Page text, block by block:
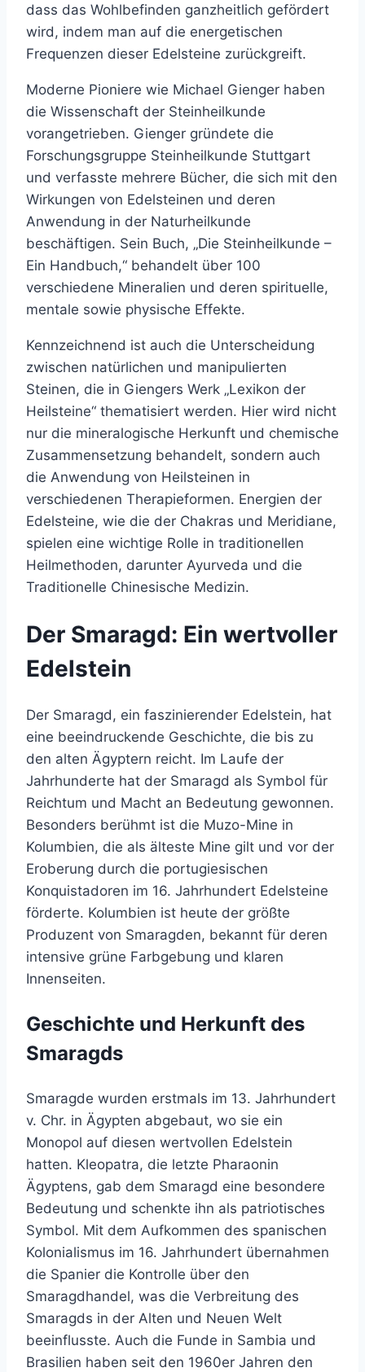
dass das Wohlbefinden ganzheitlich gefördert
wird, indem man auf die energetischen
Frequenzen dieser Edelsteine zurückgreift.
Moderne Pioniere wie Michael Gienger haben
die Wissenschaft der Steinheilkunde
vorangetrieben. Gienger gründete die
Forschungsgruppe Steinheilkunde Stuttgart
und verfasste mehrere Bücher, die sich mit den
Wirkungen von Edelsteinen und deren
Anwendung in der Naturheilkunde
beschäftigen. Sein Buch, „Die Steinheilkunde –
Ein Handbuch,“ behandelt über 100
verschiedene Mineralien und deren spirituelle,
mentale sowie physische Effekte.
Kennzeichnend ist auch die Unterscheidung
zwischen natürlichen und manipulierten
Steinen, die in Giengers Werk „Lexikon der
Heilsteine“ thematisiert werden. Hier wird nicht
nur die mineralogische Herkunft und chemische
Zusammensetzung behandelt, sondern auch
die Anwendung von Heilsteinen in
verschiedenen Therapieformen. Energien der
Edelsteine, wie die der Chakras und Meridiane,
spielen eine wichtige Rolle in traditionellen
Heilmethoden, darunter Ayurveda und die
Traditionelle Chinesische Medizin.
Der Smaragd: Ein wertvoller
Edelstein
Der Smaragd, ein faszinierender Edelstein, hat
eine beeindruckende Geschichte, die bis zu
den alten Ägyptern reicht. Im Laufe der
Jahrhunderte hat der Smaragd als Symbol für
Reichtum und Macht an Bedeutung gewonnen.
Besonders berühmt ist die Muzo-Mine in
Kolumbien, die als älteste Mine gilt und vor der
Eroberung durch die portugiesischen
Konquistadoren im 16. Jahrhundert Edelsteine
förderte. Kolumbien ist heute der größte
Produzent von Smaragden, bekannt für deren
intensive grüne Farbgebung und klaren
Innenseiten.
Geschichte und Herkunft des
Smaragds
Smaragde wurden erstmals im 13. Jahrhundert
v. Chr. in Ägypten abgebaut, wo sie ein
Monopol auf diesen wertvollen Edelstein
hatten. Kleopatra, die letzte Pharaonin
Ägyptens, gab dem Smaragd eine besondere
Bedeutung und schenkte ihn als patriotisches
Symbol. Mit dem Aufkommen des spanischen
Kolonialismus im 16. Jahrhundert übernahmen
die Spanier die Kontrolle über den
Smaragdhandel, was die Verbreitung des
Smaragds in der Alten und Neuen Welt
beeinflusste. Auch die Funde in Sambia und
Brasilien haben seit den 1960er Jahren den